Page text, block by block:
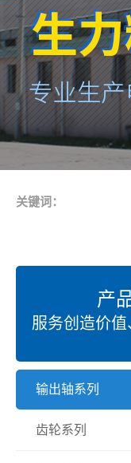
关键词：
产
服务创造价
输出轴系列
齿轮系列